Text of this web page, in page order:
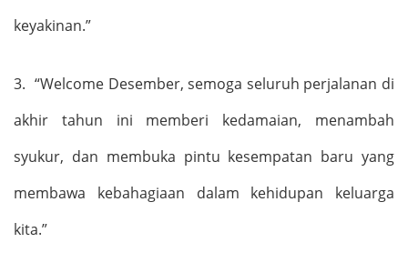
keyakinan.”
3. “Welcome Desember, semoga seluruh perjalanan di
akhir tahun ini memberi kedamaian, menambah
syukur, dan membuka pintu kesempatan baru yang
membawa kebahagiaan dalam kehidupan keluarga
kita.”